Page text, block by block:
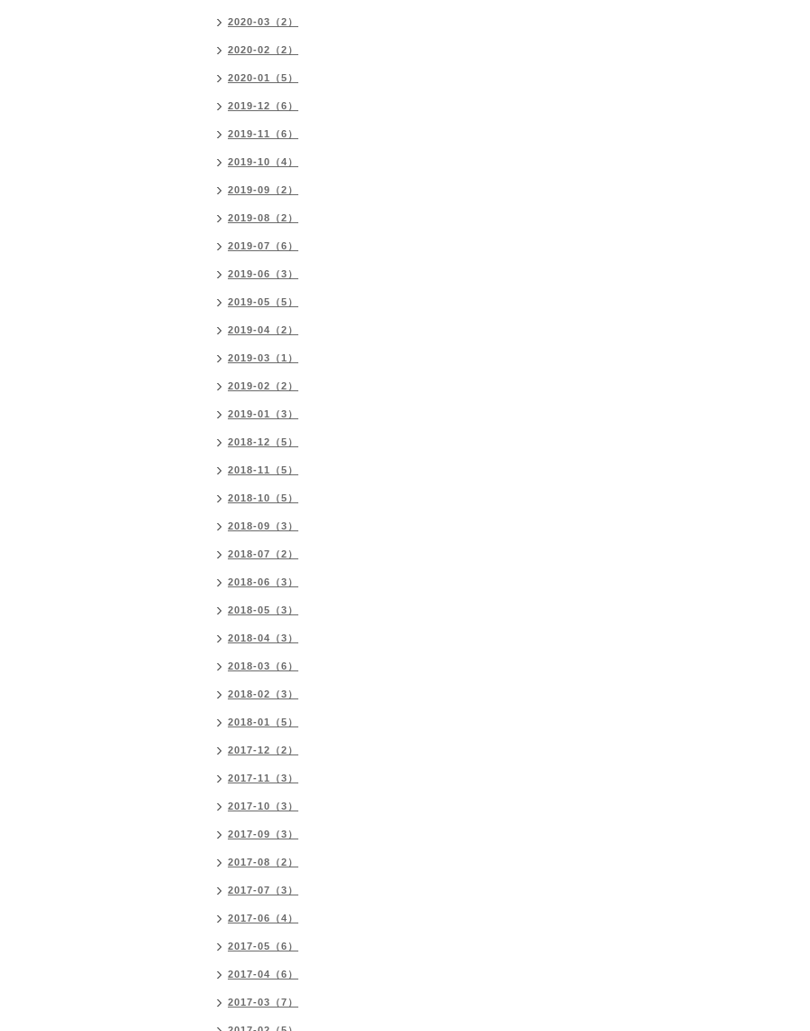
2020-03（2）
2020-02（2）
2020-01（5）
2019-12（6）
2019-11（6）
2019-10（4）
2019-09（2）
2019-08（2）
2019-07（6）
2019-06（3）
2019-05（5）
2019-04（2）
2019-03（1）
2019-02（2）
2019-01（3）
2018-12（5）
2018-11（5）
2018-10（5）
2018-09（3）
2018-07（2）
2018-06（3）
2018-05（3）
2018-04（3）
2018-03（6）
2018-02（3）
2018-01（5）
2017-12（2）
2017-11（3）
2017-10（3）
2017-09（3）
2017-08（2）
2017-07（3）
2017-06（4）
2017-05（6）
2017-04（6）
2017-03（7）